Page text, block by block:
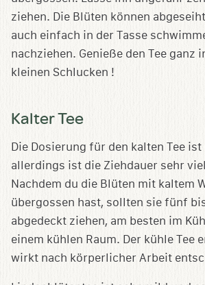
ziehen. Die Blüten können
auch einfach in der Tasse
nachziehen. Genieße den Tee ganz
kleinen Schlucken !
Kalter Tee
Die Dosierung für den kalten Tee
allerdings ist die Ziehdauer sehr
Nachdem du die Blüten mit kaltem
übergossen hast, sollten sie fünf
abgedeckt ziehen, am besten im
einem kühlen Raum. Der kühle Tee
wirkt nach körperlicher Arbeit